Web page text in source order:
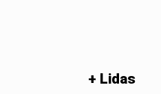
+ Lidas